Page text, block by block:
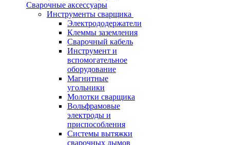
Сварочные аксессуары
Инструменты сварщика
Электрододержатели
Клеммы заземления
Сварочный кабель
Инструмент и
вспомогательное
оборудование
Магнитные
угольники
Молотки сварщика
Вольфрамовые
электроды и
приспособления
Системы вытяжки
сварочных дымов